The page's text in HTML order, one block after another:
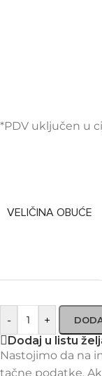
*PDV uključen u
VELIČINA OBUĆE
- +
Dodaj u listu
Nastojimo da na
tačne podatke.